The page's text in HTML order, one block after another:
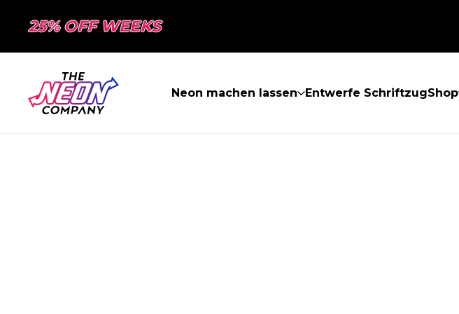
25% OFF WEEKS
Neon machen lassen Entwerfe SchriftzugShop